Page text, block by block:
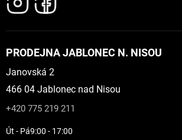
PRODEJNA JABLONEC N. NISOU
Janovská 2
466 04 Jablonec nad Nisou
+420 775 219 211
Út - Pá9:00 - 17:00